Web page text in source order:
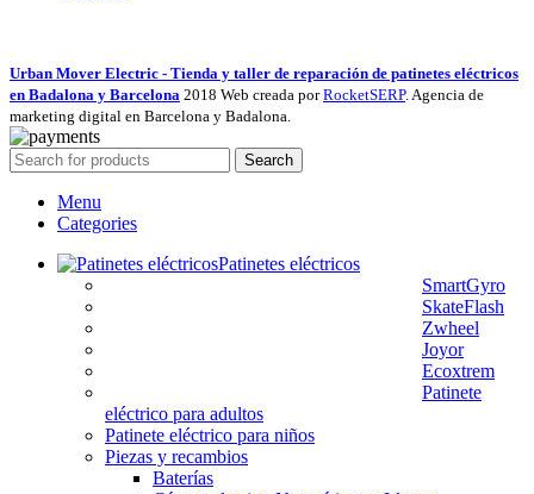
Urban Mover Electric - Tienda y taller de reparación de patinetes eléctricos
en Badalona y Barcelona 2018 Web creada porRocketSERP. Agencia de
marketing digital en Barcelona y Badalona.
Search
Menu
Categories
Patinetes eléctricos
SmartGyro
SkateFlash
Zwheel
Joyor
Ecoxtrem
Patinete
eléctrico para adultos
Patinete eléctrico para niños
Piezas y recambios
Baterías